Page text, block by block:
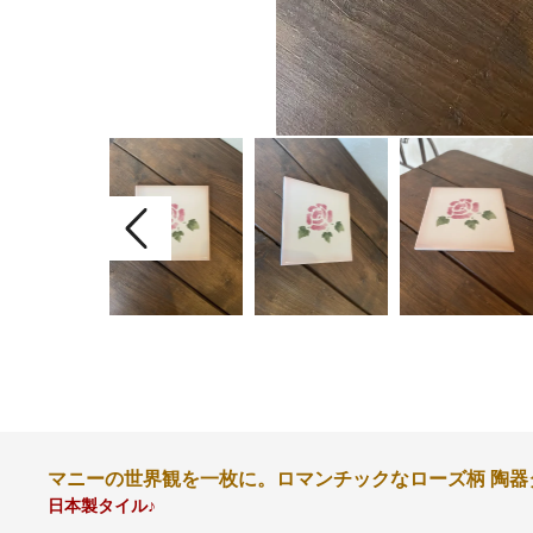
マニーの世界観を一枚に。ロマンチックなローズ柄 陶器
日本製タイル♪